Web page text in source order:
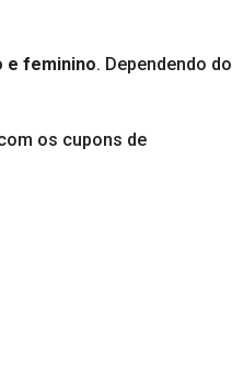
e feminino. Dependendo do
os cupons de